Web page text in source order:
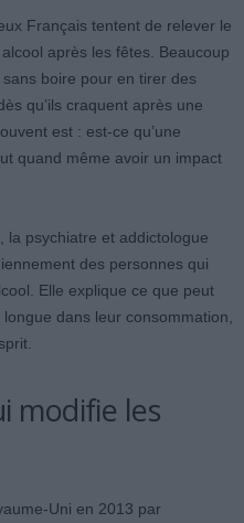
Français tentent de relever le
après les fêtes. Beaucoup
boire pour en tirer des
qu’ils craquent après une
est : est-ce qu’une
quand même avoir un impact
la psychiatre et addictologue
des personnes qui
Elle explique ce que peut
dans leur consommation,
modifie les
Uni en 2013 par